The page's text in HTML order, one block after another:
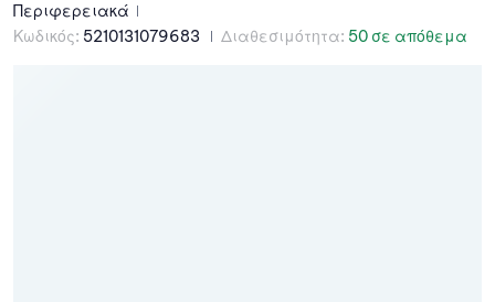
Περιφερειακά
Κωδικός: 5210131079683 Διαθεσιμότητα: 50 σε απόθεμα